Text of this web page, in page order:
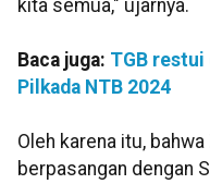
kita semua," ujarnya.
Baca juga: TGB
Pilkada NTB 2024
Oleh karena itu,
berpasangan dengan